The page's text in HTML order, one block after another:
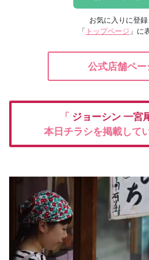
お気に入りに登
「 トップページ 」に
公式店舗ペー
「 ジョーシン 一宮
本日チラシを掲載して